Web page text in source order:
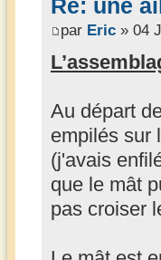
Re: une
par Eric » 04
Au départ
empilés sur
(j'avais
que le mât
pas croiser